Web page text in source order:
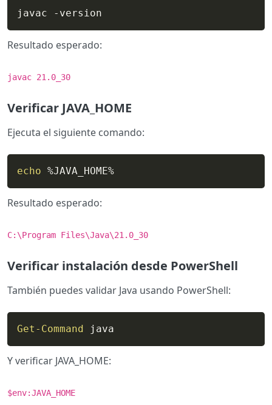
javac -version
Resultado esperado:
javac 21.0_30
Verificar JAVA_HOME
Ejecuta el siguiente comando:
echo %JAVA_HOME%
Resultado esperado:
C:\Program Files\Java\21.0_30
Verificar instalación desde PowerShell
También puedes validar Java usando PowerShell:
Get-Command java
Y verificar JAVA_HOME:
$env:JAVA_HOME